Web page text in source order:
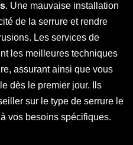
. Une mauvaise installation
de la serrure et rendre
Les services de
les meilleures techniques
assurant ainsi que vous
dès le premier jour. Ils
sur le type de serrure le
vos besoins spécifiques.